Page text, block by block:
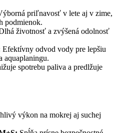
priľnavosť v lete aj v zime,
podmienok.
životnosť a zvýšená odolnosť
Efektívny odvod vody pre lepšiu
aquaplaningu.
spotrebu paliva a predlžuje
výkon na mokrej aj suchej